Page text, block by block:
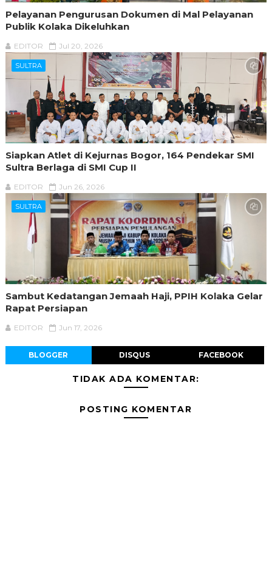
Pelayanan Pengurusan Dokumen di Mal Pelayanan
Publik Kolaka Dikeluhkan
EDITOR Jul 20, 2026
SULTRA
Siapkan Atlet di Kejurnas Bogor, 164 Pendekar SMI
Sultra Berlaga di SMI Cup II
EDITOR Jun 26, 2026
SULTRA
Sambut Kedatangan Jemaah Haji, PPIH Kolaka Gelar
Rapat Persiapan
EDITOR Jun 17, 2026
BLOGGER DISQUS FACEBOOK
TIDAK ADA KOMENTAR:
POSTING KOMENTAR